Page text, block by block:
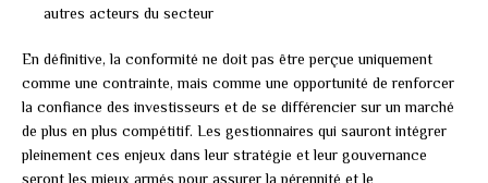
autres acteurs du secteur
En définitive, la conformité ne doit pas être perçue uniquement
comme une contrainte, mais comme une opportunité de renforcer
la confiance des investisseurs et de se différencier sur un marché
de plus en plus compétitif. Les gestionnaires qui sauront intégrer
pleinement ces enjeux dans leur stratégie et leur gouvernance
seront les mieux armés pour assurer la pérennité et le